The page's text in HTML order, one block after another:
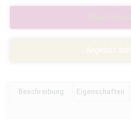
Beschreibung Eigenschaften